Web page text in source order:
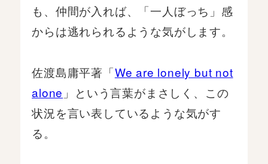
も、仲間が入れば、「一人ぼっち」感
からは逃れられるような気がします。
佐渡島庸平著「We are lonely but not
alone 」という言葉がまさしく、この
状況を言い表しているような気がす
る。